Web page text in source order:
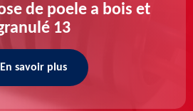
de poele a bois et
13
En savoir plus